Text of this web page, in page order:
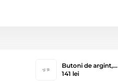
Butoni de argint,…
141 lei